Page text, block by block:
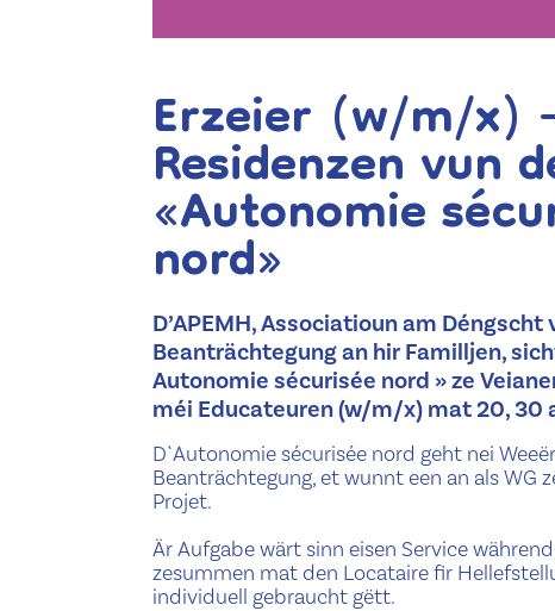
Erzeier (w/m/x)
Residenzen vun
«Autonomie
nord»
D’APEMH, Associatioun am
Beanträchtegung an hir Familljen,
Autonomie sécurisée nord » ze
méi Educateuren (w/m/x) mat 20, 30
D`Autonomie sécurisée nord geht nei
Beanträchtegung, et wunnt een an als WG
Projet.
Är Aufgabe wärt sinn eisen Service
zesummen mat den Locataire fir
individuell gebraucht gëtt.